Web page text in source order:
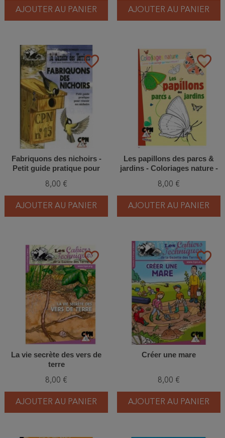
AJOUTER AU PANIER AJOUTER AU PANIER
favorite_border
Fabriquons des nichoirs -
Petit guide pratique pour
8,00 €
AJOUTER AU PANIER
favorite_border
Les papillons des parcs &
jardins - Coloriages nature -
8,00 €
AJOUTER AU PANIER
favorite_border
La vie secrète des vers de
terre
8,00 €
AJOUTER AU PANIER
favorite_border
Créer une mare
8,00 €
AJOUTER AU PANIER